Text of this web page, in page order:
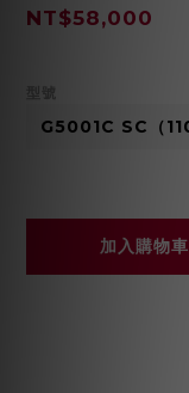
NT$58,000
加入購物車